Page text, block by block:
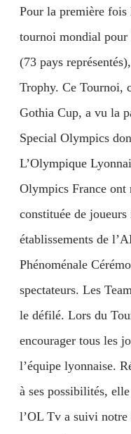
Pour la première
tournoi mondial pour
(73 pays
Trophy. Ce Tournoi,
Gothia Cup, a vu la
Special Olympics
L’Olympique
Olympics France ont
constituée de
établissements de
Phénoménale
spectateurs. Les
le défilé. Lors du
encourager tous les
l’équipe lyonnaise.
à ses possibilités,
l’OL Tv a suivi notre